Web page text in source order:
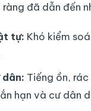
đã dẫn đến
tự: Khó kiểm
Tiếng ồn,
hạn và cư dân